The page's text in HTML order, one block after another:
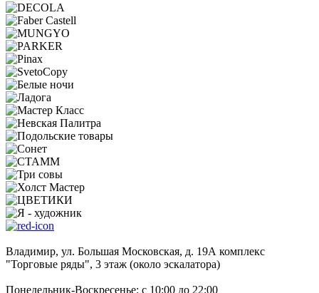
Владимир, ул. Большая Московская, д. 19А комплекс
"Торговые ряды", 3 этаж (около эскалатора)
Понедельник-Воскресенье: с 10:00 до 22:00